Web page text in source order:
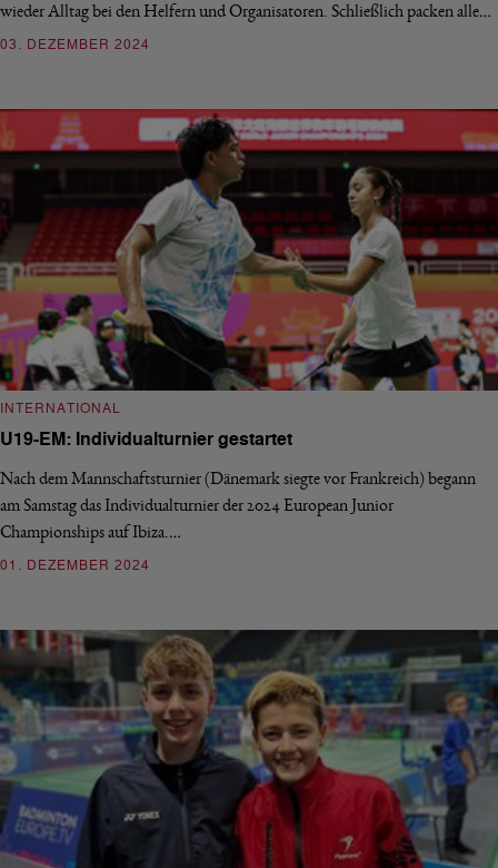
wieder Alltag bei den Helfern und Organisatoren. Schließlich packen alle…
03. DEZEMBER 2024
INTERNATIONAL
U19-EM: Individualturnier gestartet
Nach dem Mannschaftsturnier (Dänemark siegte vor Frankreich) begann
am Samstag das Individualturnier der 2024 European Junior
Championships auf Ibiza.…
01. DEZEMBER 2024